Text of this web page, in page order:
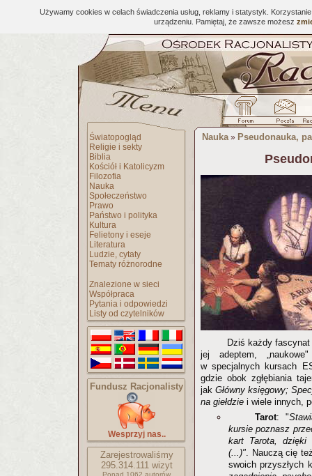
Używamy cookies w celach świadczenia usług, reklamy i statystyk.
urządzeniu. Pamiętaj, że zawsze możesz
Światopogląd
Religie i sekty
Biblia
Kościół i Katolicyzm
Filozofia
Nauka
Społeczeństwo
Prawo
Państwo i polityka
Kultura
Felietony i eseje
Literatura
Ludzie, cytaty
Tematy różnorodne
Znalezione w sieci
Współpraca
Pytania i odpowiedzi
Listy od czytelników
Fundusz Racjonalisty
Wesprzyj nas..
Zarejestrowaliśmy
295.314.111wizyt
Ponad 1062 autorów
Nauka» Pseudonauka,
Dziś każdy
jej adeptem,
w specjalnych kursach
gdzie obok zgłębiania
jak Główny księgowy;
na giełdzie i wiele innych,
Tarot: "
kursie poznasz
kart Tarota, dzięki
(...)". Nauczą cię
swoich przyszłych